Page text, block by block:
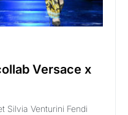
Versace x
Silvia Venturini Fendi